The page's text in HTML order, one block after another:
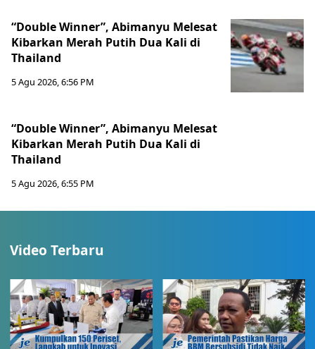
“Double Winner”, Abimanyu Melesat
Kibarkan Merah Putih Dua Kali di
Thailand
5 Agu 2026, 6:56 PM
“Double Winner”, Abimanyu Melesat
Kibarkan Merah Putih Dua Kali di
Thailand
5 Agu 2026, 6:55 PM
Video Terbaru